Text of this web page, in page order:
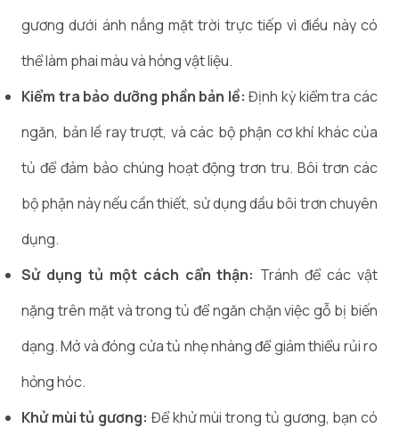
gương dưới ánh nắng mặt trời trực tiếp vì điều này có
thể làm phai màu và hỏng vật liệu.
Kiểm tra bảo dưỡng phần bản lề: Định kỳ kiểm tra các
ngăn, bản lề ray trượt, và các bộ phận cơ khí khác của
tủ để đảm bảo chúng hoạt động trơn tru. Bôi trơn các
bộ phận này nếu cần thiết, sử dụng dầu bôi trơn chuyên
dụng.
Sử dụng tủ một cách cẩn thận: Tránh để các vật
nặng trên mặt và trong tủ để ngăn chặn việc gỗ bị biến
dạng. Mở và đóng cửa tủ nhẹ nhàng để giảm thiểu rủi ro
hỏng hóc.
Khử mùi tủ gương: Để khử mùi trong tủ gương, bạn có